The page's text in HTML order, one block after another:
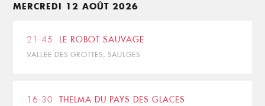
MERCREDI 12 AOÛT 2026
21:45 LE ROBOT SAUVAGE
VALLÉE DES GROTTES, SAULGES
16:30 THELMA DU PAYS DES GLACES